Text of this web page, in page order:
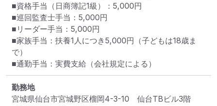
■資格手当（日商簿記1級）：5,000円
■巡回監査士手当：5,000円
■リーダー手当：5,000円
■家族手当：扶養1人につき5,000円（子どもは18歳ま
で）
■通勤手当：実費支給（会社規定による）
勤務地
宮城県仙台市宮城野区榴岡4-3-10　仙台TBビル3階